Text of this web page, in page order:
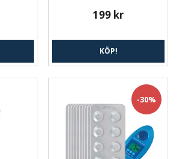
199 kr
KÖP!
-30%